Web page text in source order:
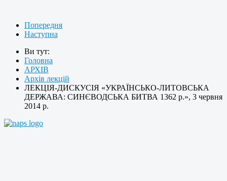
Попередня
Наступна
Ви тут:
Головна
АРХІВ
Архів лекцій
ЛЕКЦІЯ-ДИСКУСІЯ «УКРАЇНСЬКО-ЛИТОВСЬКА
ДЕРЖАВА: СИНЄВОДСЬКА БИТВА 1362 р.», 3 червня
2014 р.